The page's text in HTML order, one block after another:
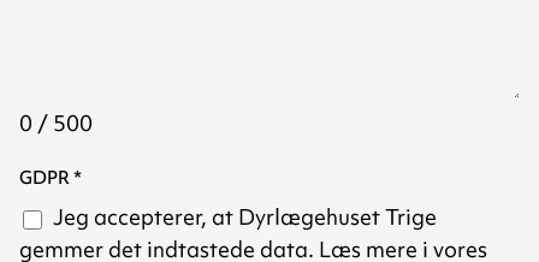
0 / 500
GDPR*
Jeg accepterer, at Dyrlægehuset Trige
gemmer det indtastede data. Læs mere i vores